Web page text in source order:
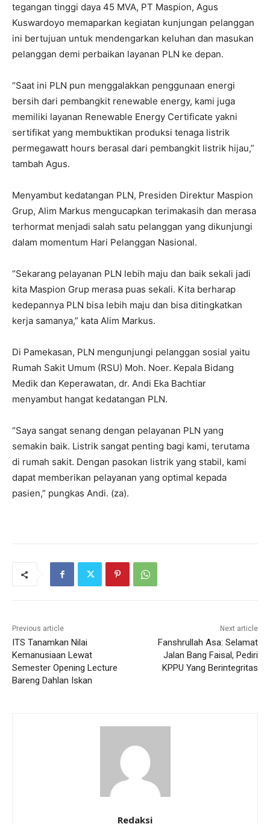
tegangan tinggi daya 45 MVA, PT Maspion, Agus
Kuswardoyo memaparkan kegiatan kunjungan pelanggan
ini bertujuan untuk mendengarkan keluhan dan masukan
pelanggan demi perbaikan layanan PLN ke depan.
“Saat ini PLN pun menggalakkan penggunaan energi
bersih dari pembangkit renewable energy, kami juga
memiliki layanan Renewable Energy Certificate yakni
sertifikat yang membuktikan produksi tenaga listrik
permegawatt hours berasal dari pembangkit listrik hijau,”
tambah Agus.
Menyambut kedatangan PLN, Presiden Direktur Maspion
Grup, Alim Markus mengucapkan terimakasih dan merasa
terhormat menjadi salah satu pelanggan yang dikunjungi
dalam momentum Hari Pelanggan Nasional.
“Sekarang pelayanan PLN lebih maju dan baik sekali jadi
kita Maspion Grup merasa puas sekali. Kita berharap
kedepannya PLN bisa lebih maju dan bisa ditingkatkan
kerja samanya,” kata Alim Markus.
Di Pamekasan, PLN mengunjungi pelanggan sosial yaitu
Rumah Sakit Umum (RSU) Moh. Noer. Kepala Bidang
Medik dan Keperawatan, dr. Andi Eka Bachtiar
menyambut hangat kedatangan PLN.
“Saya sangat senang dengan pelayanan PLN yang
semakin baik. Listrik sangat penting bagi kami, terutama
di rumah sakit. Dengan pasokan listrik yang stabil, kami
dapat memberikan pelayanan yang optimal kepada
pasien,” pungkas Andi. (za).
Previous article
ITS Tanamkan Nilai
Kemanusiaan Lewat
Semester Opening Lecture
Bareng Dahlan Iskan
Next article
Fanshrullah Asa: Selamat
Jalan Bang Faisal, Pediri
KPPU Yang Berintegritas
Redaksi